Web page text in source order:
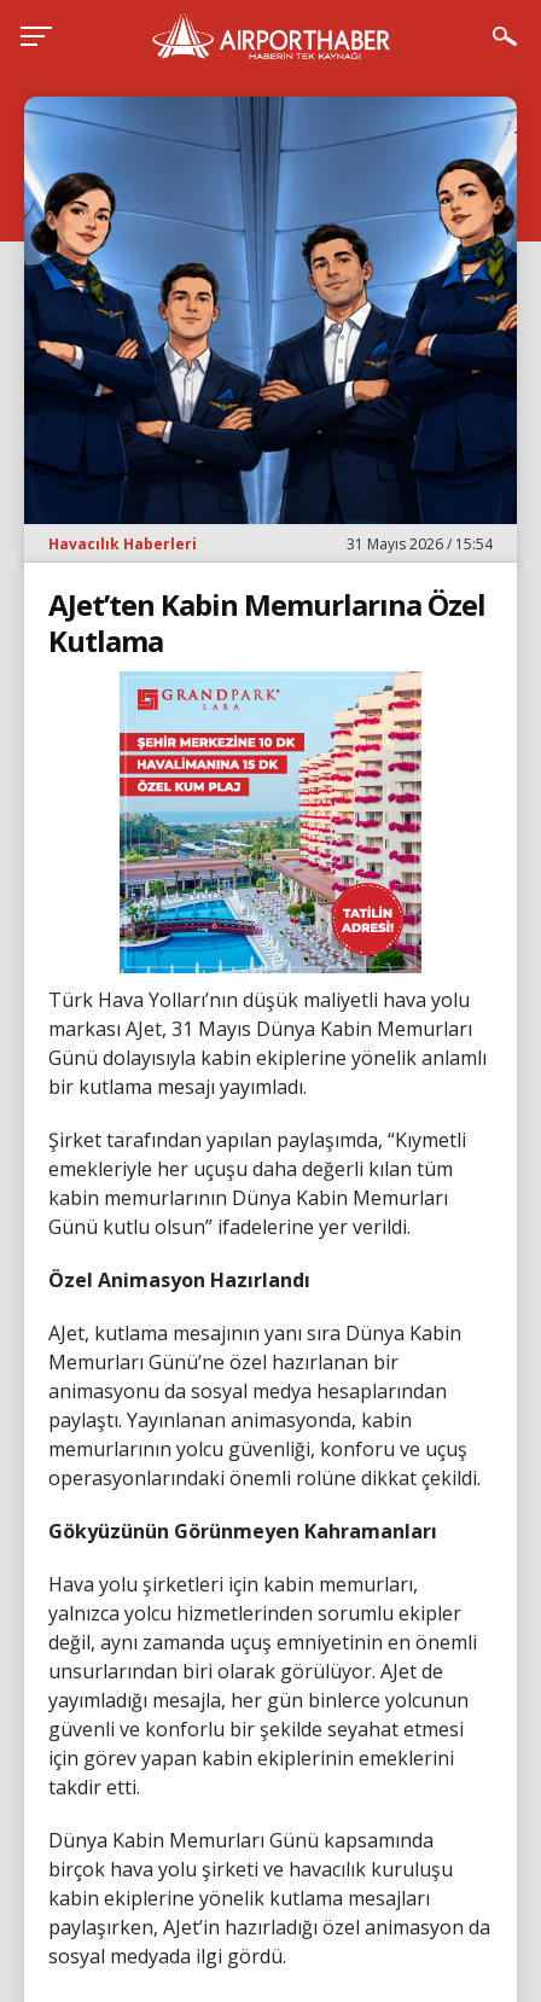
Havacılık Haberleri 31 Mayıs 2026 / 15:54
AJet’ten Kabin Memurlarına Özel
Kutlama
Türk Hava Yolları’nın düşük maliyetli hava yolu
markası AJet, 31 Mayıs Dünya Kabin Memurları
Günü dolayısıyla kabin ekiplerine yönelik anlamlı
bir kutlama mesajı yayımladı.
Şirket tarafından yapılan paylaşımda, “Kıymetli
emekleriyle her uçuşu daha değerli kılan tüm
kabin memurlarının Dünya Kabin Memurları
Günü kutlu olsun” ifadelerine yer verildi.
Özel Animasyon Hazırlandı
AJet, kutlama mesajının yanı sıra Dünya Kabin
Memurları Günü’ne özel hazırlanan bir
animasyonu da sosyal medya hesaplarından
paylaştı. Yayınlanan animasyonda, kabin
memurlarının yolcu güvenliği, konforu ve uçuş
operasyonlarındaki önemli rolüne dikkat çekildi.
Gökyüzünün Görünmeyen Kahramanları
Hava yolu şirketleri için kabin memurları,
yalnızca yolcu hizmetlerinden sorumlu ekipler
değil, aynı zamanda uçuş emniyetinin en önemli
unsurlarından biri olarak görülüyor. AJet de
yayımladığı mesajla, her gün binlerce yolcunun
güvenli ve konforlu bir şekilde seyahat etmesi
için görev yapan kabin ekiplerinin emeklerini
takdir etti.
Dünya Kabin Memurları Günü kapsamında
birçok hava yolu şirketi ve havacılık kuruluşu
kabin ekiplerine yönelik kutlama mesajları
paylaşırken, AJet’in hazırladığı özel animasyon da
sosyal medyada ilgi gördü.